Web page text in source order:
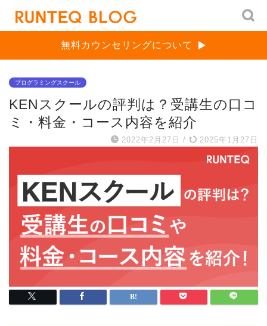
無料カウンセリングについて
プログラミングスクール
KENスクールの評判は？受講生の口コ
ミ・料金・コース内容を紹介
2022年2月27日 / 2025年1月27日